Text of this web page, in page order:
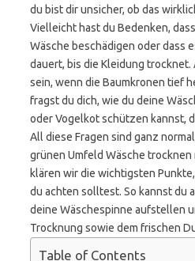
du bist dir unsicher, ob das
Vielleicht hast du Bedenken,
Wäsche beschädigen oder dass
dauert, bis die Kleidung trocknet.
sein, wenn die Baumkronen tief
fragst du dich, wie du deine
oder Vogelkot schützen kannst,
All diese Fragen sind ganz
grünen Umfeld Wäsche trocknen
klären wir die wichtigsten
du achten solltest. So kannst du
deine Wäschespinne aufstellen
Trocknung sowie dem frischen
Table of Contents